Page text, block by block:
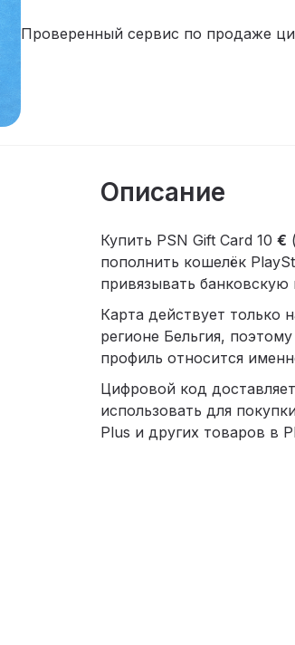
Проверенный сервис по продаже
Описание
Купить PSN Gift Card 10€
пополнить кошелёк
привязывать
Карта действует только
регионе Бельгия,
профиль относится
Цифровой код
использовать для
Plus и других товаров в